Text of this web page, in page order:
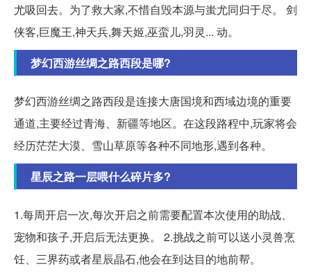
尤吸回去。为了救大家,不惜自毁本源与蚩尤同归于尽。 剑
侠客,巨魔王,神天兵,舞天姬,巫蛮儿,羽灵... 动。
梦幻西游丝绸之路西段是哪?
梦幻西游丝绸之路西段是连接大唐国境和西域边境的重要
通道,主要经过青海、新疆等地区。在这段路程中,玩家将会
经历茫茫大漠、雪山草原等各种不同地形,遇到各种。
星辰之路一层喂什么碎片多?
1.每周开启一次,每次开启之前需要配置本次使用的助战、
宠物和孩子,开启后无法更换。 2.挑战之前可以送小灵兽烹
饪、三界药或者星辰晶石,他会在到达目的地前帮。